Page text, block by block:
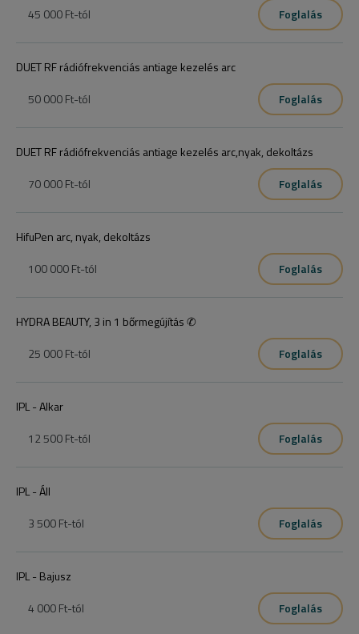
45 000 Ft-tól Foglalás
DUET RF rádiófrekvenciás antiage kezelés arc
50 000 Ft-tól Foglalás
DUET RF rádiófrekvenciás antiage kezelés arc,nyak, dekoltázs
70 000 Ft-tól Foglalás
HifuPen arc, nyak, dekoltázs
100 000 Ft-tól Foglalás
HYDRA BEAUTY, 3 in 1 bőrmegújítás ✆
25 000 Ft-tól Foglalás
IPL - Alkar
12 500 Ft-tól Foglalás
IPL - Áll
3 500 Ft-tól Foglalás
IPL - Bajusz
4 000 Ft-tól Foglalás